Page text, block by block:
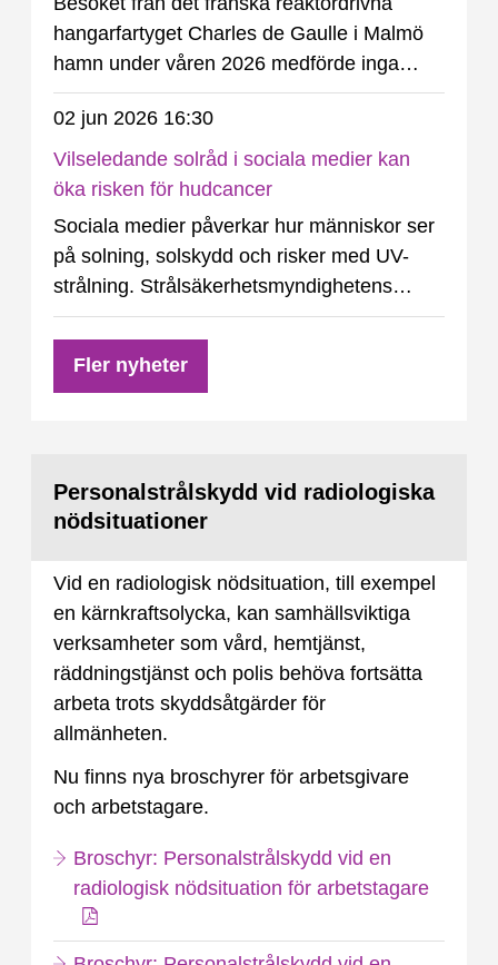
hangarfartyget Charles de Gaulle i Malmö
hamn under våren 2026 medförde inga
förhöjda strålningsnivåer eller utsläpp av
radioaktiva ämnen. Det visar mätningar som
genomfördes av Strålsäkerhetsmyndigheten
i samband med besöket.
02 jun 2026 16:30
Vilseledande solråd i sociala medier kan
öka risken för hudcancer
Sociala medier påverkar hur människor ser
på solning, solskydd och risker med UV-
strålning. Strålsäkerhetsmyndighetens
vetenskapliga råd för UV-frågor konstaterar
i en ny rapport att felaktig och vilseledande
information riskerar att påverka
Fler nyheter
Personalstrålskydd vid radiologiska
nödsituationer
Vid en radiologisk nödsituation, till exempel
en kärnkraftsolycka, kan samhällsviktiga
verksamheter som vård, hemtjänst,
räddningstjänst och polis behöva fortsätta
arbeta trots skyddsåtgärder för
allmänheten.
Nu finns nya broschyrer för arbetsgivare
och arbetstagare.
Broschyr: Personalstrålskydd vid en
radiologisk nödsituation för arbetstagare